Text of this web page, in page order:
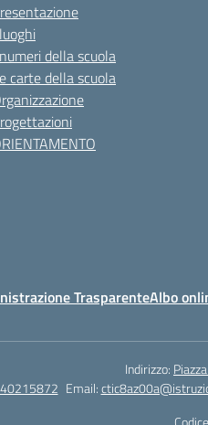
della scuola
carte della scuola
TrasparenteAlbo
Indirizzo:
Email: